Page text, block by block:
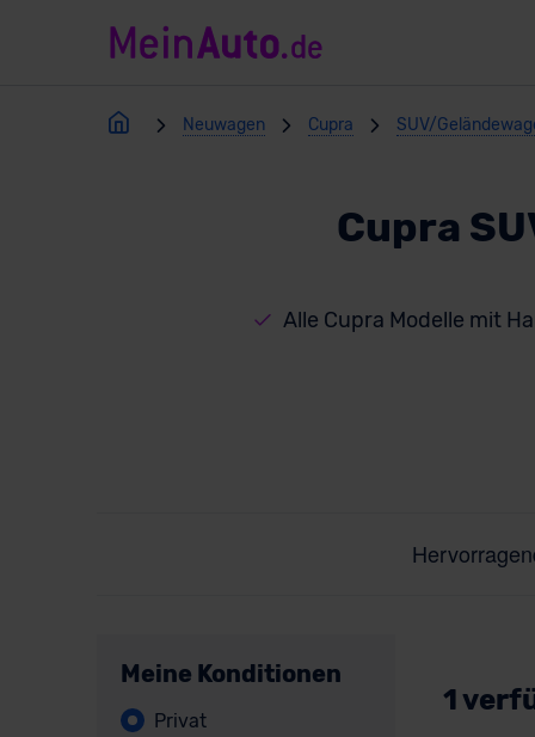
Neuwagen Cupra SUV/
Cupra
Alle Cupra Modelle mit
Meine Konditionen
Privat
1